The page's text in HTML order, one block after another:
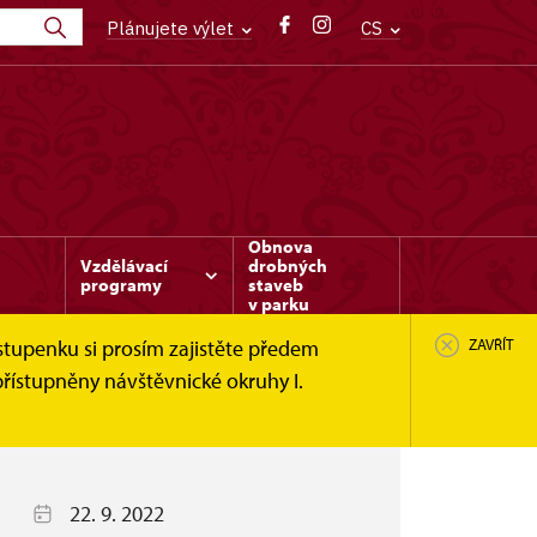
Plánujete výlet CS
Vzdělávací
programy
Obnova
drobných
staveb
v parku
si prosím zajistěte předem
návštěvnické okruhy I.
ZAVŘÍT
22. 9. 2022